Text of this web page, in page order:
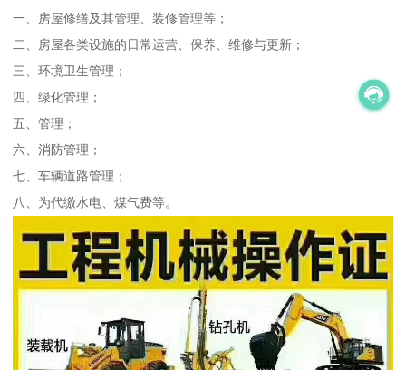
一、房屋修缮及其管理、装修管理等；
二、房屋各类设施的日常运营、保养、维修与更新；
三、环境卫生管理；
四、绿化管理；
五、管理；
六、消防管理；
七、车辆道路管理；
八、为代缴水电、煤气费等。